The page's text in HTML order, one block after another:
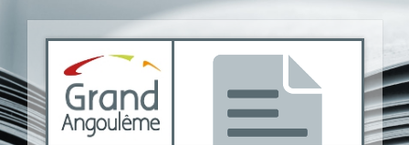
Panneau de gestion des cookies